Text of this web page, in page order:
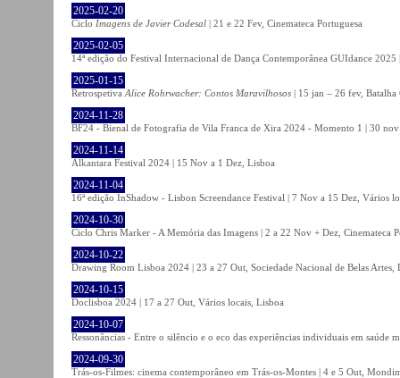
2025-02-20
Ciclo Imagens de Javier Codesal | 21 e 22 Fev, Cinemateca Portuguesa
2025-02-05
14ª edição do Festival Internacional de Dança Contemporânea GUIdance 2025
2025-01-15
Retrospetiva Alice Rohrwacher: Contos Maravilhosos | 15 jan – 26 fev, Batalha
2024-11-28
BF24 - Bienal de Fotografia de Vila Franca de Xira 2024 - Momento 1 | 30
2024-11-14
Alkantara Festival 2024 | 15 Nov a 1 Dez, Lisboa
2024-11-04
16ª edição InShadow - Lisbon Screendance Festival | 7 Nov a 15 Dez, Vários
2024-10-30
Ciclo Chris Marker - A Memória das Imagens | 2 a 22 Nov + Dez, Cinemateca
2024-10-22
Drawing Room Lisboa 2024 | 23 a 27 Out, Sociedade Nacional de Belas Artes,
2024-10-15
Doclisboa 2024 | 17 a 27 Out, Vários locais, Lisboa
2024-10-07
Ressonâncias - Entre o silêncio e o eco das experiências individuais em
2024-09-30
Trás-os-Filmes: cinema contemporâneo em Trás-os-Montes | 4 e 5 Out,